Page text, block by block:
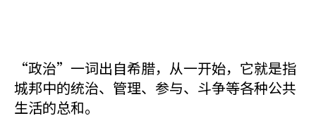
“政治”一词出自希腊，从一开始，它就是指
城邦中的统治、管理、参与、斗争等各种公共
生活的总和。